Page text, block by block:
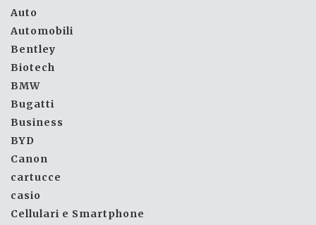
Auto
Automobili
Bentley
Biotech
BMW
Bugatti
Business
BYD
Canon
cartucce
casio
Cellulari e Smartphone